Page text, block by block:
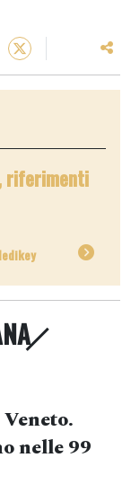
riferimenti
nelle 99